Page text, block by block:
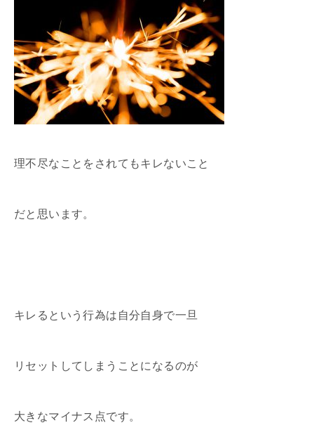
理不尽なことをされてもキレないこと
だと思います。
キレるという行為は自分自身で一旦
リセットしてしまうことになるのが
大きなマイナス点です。